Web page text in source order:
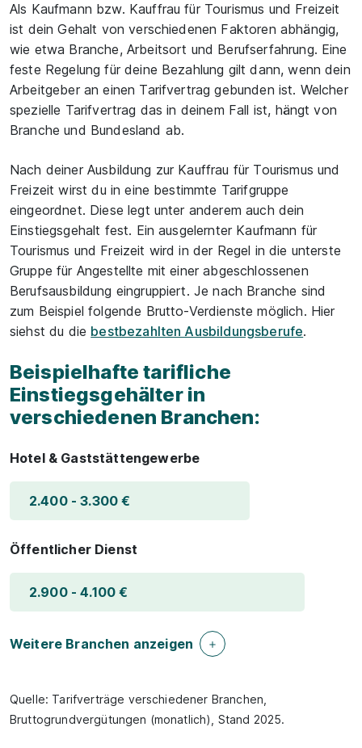
Als Kaufmann bzw. Kauffrau für Tourismus und Freizeit
ist dein Gehalt von verschiedenen Faktoren abhängig,
wie etwa Branche, Arbeitsort und Berufserfahrung. Eine
feste Regelung für deine Bezahlung gilt dann, wenn dein
Arbeitgeber an einen Tarifvertrag gebunden ist. Welcher
spezielle Tarifvertrag das in deinem Fall ist, hängt von
Branche und Bundesland ab.
Nach deiner Ausbildung zur Kauffrau für Tourismus und
Freizeit wirst du in eine bestimmte Tarifgruppe
eingeordnet. Diese legt unter anderem auch dein
Einstiegsgehalt fest. Ein ausgelernter Kaufmann für
Tourismus und Freizeit wird in der Regel in die unterste
Gruppe für Angestellte mit einer abgeschlossenen
Berufsausbildung eingruppiert. Je nach Branche sind
zum Beispiel folgende Brutto-Verdienste möglich. Hier
siehst du die bestbezahlten Ausbildungsberufe.
Beispielhafte tarifliche
Einstiegsgehälter in
verschiedenen Branchen:
Hotel & Gaststättengewerbe
2.400 - 3.300 €
Öffentlicher Dienst
2.900 - 4.100 €
Weitere Branchen anzeigen
Quelle: Tarifverträge verschiedener Branchen,
Bruttogrundvergütungen (monatlich), Stand 2025.